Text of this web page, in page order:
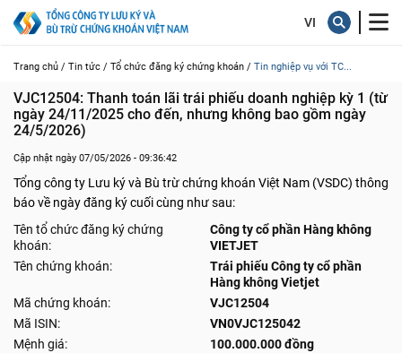
Trang chủ / Tin tức / Tổ chức đăng ký chứng khoán / Tin nghiệp vụ với TC...
VJC12504: Thanh toán lãi trái phiếu doanh nghiệp kỳ 1 (từ
ngày 24/11/2025 cho đến, nhưng không bao gồm ngày
24/5/2026)
Cập nhật ngày 07/05/2026 - 09:36:42
Tổng công ty Lưu ký và Bù trừ chứng khoán Việt Nam (VSDC) thông
báo về ngày đăng ký cuối cùng như sau:
Tên tổ chức đăng ký chứng
khoán:
Công ty cổ phần Hàng không
VIETJET
Tên chứng khoán:
Trái phiếu Công ty cổ phần
Hàng không Vietjet
Mã chứng khoán:
VJC12504
Mã ISIN:
VN0VJC125042
Mệnh giá:
100.000.000 đồng